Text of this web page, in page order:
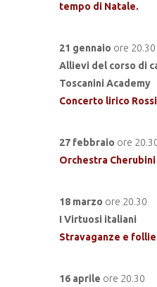
tempo di Natale.
21 gennaio ore 20.30
Allievi del corso di
Toscanini Academy
Concerto lirico
27 febbraio ore
Orchestra Cherubini
18 marzo ore 20.30
I Virtuosi italiani
Stravaganze e follie
16 aprile ore 20.30